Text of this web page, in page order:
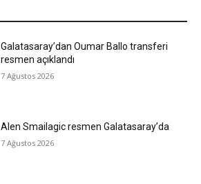
Galatasaray’dan Oumar Ballo transferi
resmen açıklandı
7 Ağustos 2026
Alen Smailagic resmen Galatasaray’da
7 Ağustos 2026